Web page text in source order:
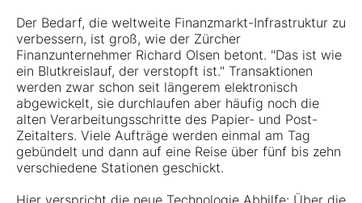
Der Bedarf, die weltweite Finanzmarkt-Infrastruktur zu
verbessern, ist groß, wie der Zürcher
Finanzunternehmer Richard Olsen betont. "Das ist wie
ein Blutkreislauf, der verstopft ist." Transaktionen
werden zwar schon seit längerem elektronisch
abgewickelt, sie durchlaufen aber häufig noch die
alten Verarbeitungsschritte des Papier- und Post-
Zeitalters. Viele Aufträge werden einmal am Tag
gebündelt und dann auf eine Reise über fünf bis zehn
verschiedene Stationen geschickt.